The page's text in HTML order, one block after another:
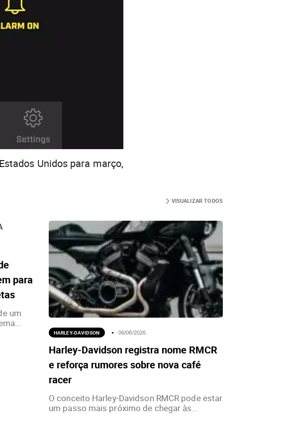
Unidos para março,
VISUALIZAR TODOS
para
um
HARLEY-DAVIDSON 06/08/2026
Harley-Davidson registra nome RMCR
e reforça rumores sobre nova café
racer
O conceito Harley-Davidson RMCR pode estar
um passo mais próximo de chegar às...